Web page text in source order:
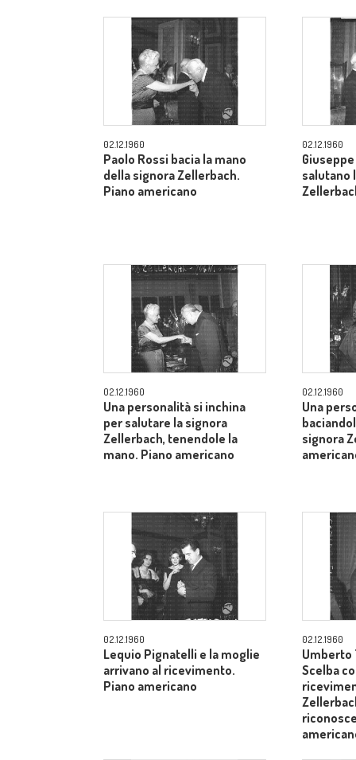
02.12.1960
Paolo Rossi bacia la mano
della signora Zellerbach.
Piano americano
02.12.1960
salutano
02.12.1960
Una personalità si inchina
per salutare la signora
Zellerbach, tenendole la
mano. Piano americano
02.12.1960
Una
signora
02.12.1960
Lequio Pignatelli e la moglie
arrivano al ricevimento.
Piano americano
02.12.1960
Umberto
Scelba